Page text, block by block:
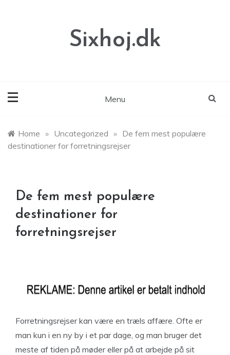
Sixhoj.dk
Menu
Home » Uncategorized » De fem mest populære
destinationer for forretningsrejser
De fem mest populære
destinationer for
forretningsrejser
Forretningsrejser kan være en træls affære. Ofte er
man kun i en ny by i et par dage, og man bruger det
meste af tiden på møder eller på at arbejde på sit